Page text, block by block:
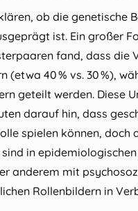
ob die genetische
ist. Ein großer
fand, dass die
(etwa 40 % vs. 30 %),
geteilt werden. Diese
darauf hin, dass
spielen können, doch
in
anderem mit
Rollenbildern in